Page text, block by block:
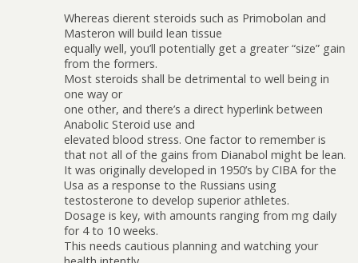
Whereas different steroids such as Primobolan and
Masteron will build lean tissue
equally well, you’ll potentially get a greater “size” gain
from the formers.
Most steroids shall be detrimental to well being in
one way or
one other, and there’s a direct hyperlink between
Anabolic Steroid use and
elevated blood stress. One factor to remember is
that not all of the gains from Dianabol might be lean.
It was originally developed in 1950’s by CIBA for the
Usa as a response to the Russians using
testosterone to develop superior athletes.
Dosage is key, with amounts ranging from mg daily
for 4 to 10 weeks.
This needs cautious planning and watching your